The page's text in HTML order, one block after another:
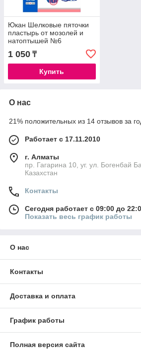
Юкан Шелковые пяточки
пластырь от мозолей и
натоптышей №6
1 050 ₸
Купить
О нас
21% положительных из 14 отзывов за
Работает с 17.11.2010
г. Алматы
пр. Гагарина 10, уг. ул. Богенбай
Казахстан
Контакты
Сегодня работает с 09:00 до
Показать весь график работы
О нас
Контакты
Доставка и оплата
График работы
Полная версия сайта